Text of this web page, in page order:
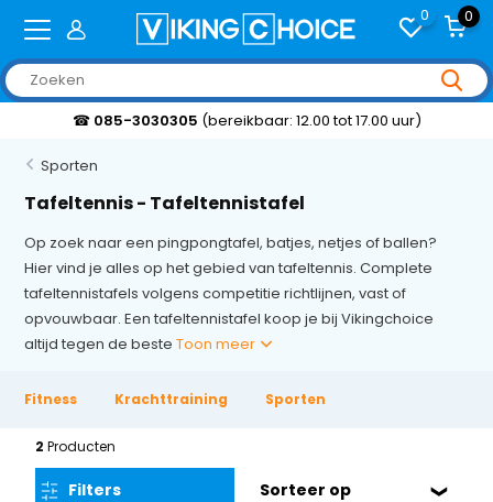
0 0
☎ 085-3030305 (bereikbaar: 12.00 tot 17.00 uur)
Sporten
Tafeltennis - Tafeltennistafel
Op zoek naar een pingpongtafel, batjes, netjes of ballen?
Hier vind je alles op het gebied van tafeltennis. Complete
tafeltennistafels volgens competitie richtlijnen, vast of
opvouwbaar. Een tafeltennistafel koop je bij Vikingchoice
altijd tegen de besteToon meer
Fitness Krachttraining Sporten
2Producten
Filters Sorteer op